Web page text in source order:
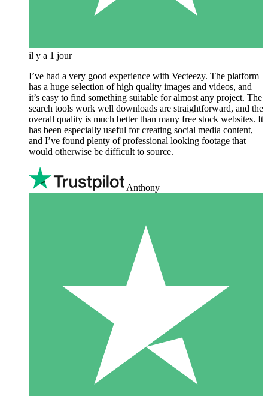
il y a 1 jour
I’ve had a very good experience with Vecteezy. The platform
has a huge selection of high quality images and videos, and
it’s easy to find something suitable for almost any project. The
search tools work well downloads are straightforward, and the
overall quality is much better than many free stock websites. It
has been especially useful for creating social media content,
and I’ve found plenty of professional looking footage that
would otherwise be difficult to source.
Anthony